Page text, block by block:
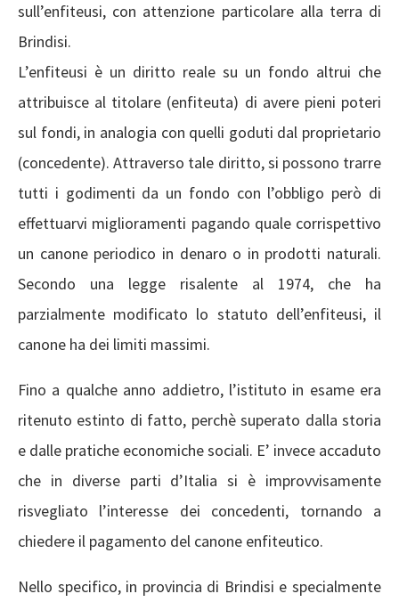
sull’enfiteusi, con attenzione particolare alla terra di
Brindisi.
L’enfiteusi è un diritto reale su un fondo altrui che
attribuisce al titolare (enfiteuta) di avere pieni poteri
sul fondi, in analogia con quelli goduti dal proprietario
(concedente). Attraverso tale diritto, si possono trarre
tutti i godimenti da un fondo con l’obbligo però di
effettuarvi miglioramenti pagando quale corrispettivo
un canone periodico in denaro o in prodotti naturali.
Secondo una legge risalente al 1974, che ha
parzialmente modificato lo statuto dell’enfiteusi, il
canone ha dei limiti massimi.
Fino a qualche anno addietro, l’istituto in esame era
ritenuto estinto di fatto, perchè superato dalla storia
e dalle pratiche economiche sociali. E’ invece accaduto
che in diverse parti d’Italia si è improvvisamente
risvegliato l’interesse dei concedenti, tornando a
chiedere il pagamento del canone enfiteutico.
Nello specifico, in provincia di Brindisi e specialmente